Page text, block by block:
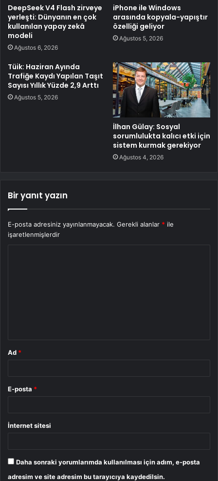
DeepSeek V4 Flash zirveye
yerleşti: Dünyanın en çok
kullanılan yapay zekâ
modeli
Ağustos 6, 2026
iPhone ile Windows
arasında kopyala-yapıştır
özelliği geliyor
Ağustos 5, 2026
Tüik: Haziran Ayında
Trafiğe Kaydı Yapılan Taşıt
Sayısı Yıllık Yüzde 2,9 Arttı
Ağustos 5, 2026
İlhan Gülay: Sosyal
sorumlulukta kalıcı etki için
sistem kurmak gerekiyor
Ağustos 4, 2026
Bir yanıt yazın
E-posta adresiniz yayınlanmayacak. Gerekli alanlar * ile
işaretlenmişlerdir
Ad *
E-posta *
İnternet sitesi
Daha sonraki yorumlarımda kullanılması için adım, e-posta
adresim ve site adresim bu tarayıcıya kaydedilsin.